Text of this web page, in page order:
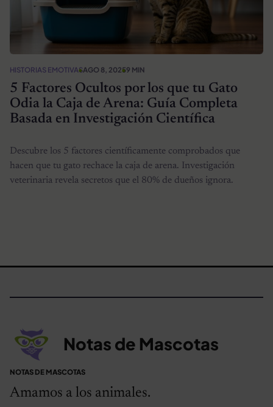
HISTORIAS EMOTIVASAGO 8, 20259 MIN
5 Factores Ocultos por los que tu Gato
Odia la Caja de Arena: Guía Completa
Basada en Investigación Científica
Descubre los 5 factores científicamente comprobados que
hacen que tu gato rechace la caja de arena. Investigación
veterinaria revela secretos que el 80% de dueños ignora.
Notas de Mascotas
NOTAS DE MASCOTAS
Amamos a los animales.